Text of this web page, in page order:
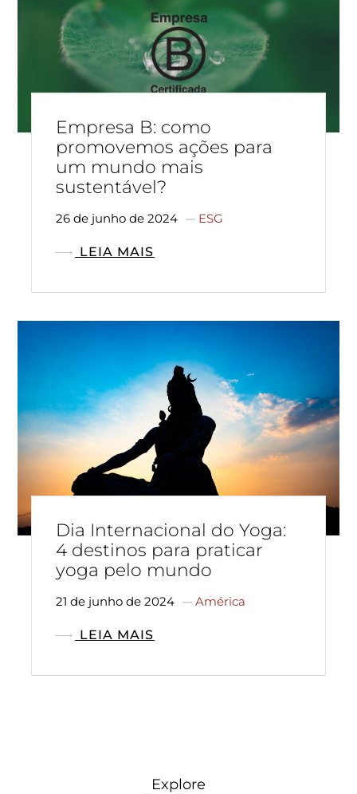
Empresa B: como
promovemos ações para
um mundo mais
sustentável?
26 de junho de 2024 ESG
LEIA MAIS
Dia Internacional do Yoga:
4 destinos para praticar
yoga pelo mundo
21 de junho de 2024 América
LEIA MAIS
Explore